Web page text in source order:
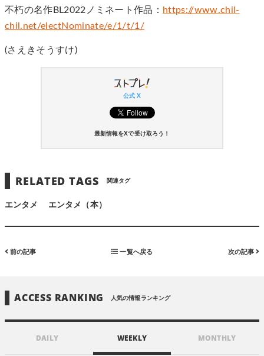
不朽の名作BL2022ノミネート作品： https://www.chil-
chil.net/electNominate/e/1/t/1/
(さえきそうすけ)
公式 X
最新情報をXで受け取ろう！
RELATED TAGS 関連タグ
エンタメ エンタメ（本）
前の記事 一覧へ戻る 次の記事
ACCESS RANKING 人気の情報ランキング
DAILY WEEKLY MONTHLY